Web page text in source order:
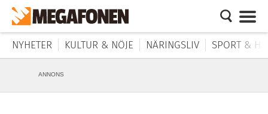
NYHETER KULTUR & NÖJE NÄRINGSLIV SPORT &
ANNONS